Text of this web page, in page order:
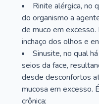
Rinite alérgica, no
do organismo a
de muco em
inchaço dos olhos e
Sinusite, no qual
seios da face,
desde desconfortos
mucosa em excesso.
crônica;